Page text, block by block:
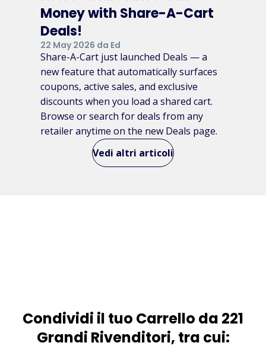
Money with Share-A-Cart
Deals!
22 May 2026 da Ed
Share-A-Cart just launched Deals — a
new feature that automatically surfaces
coupons, active sales, and exclusive
discounts when you load a shared cart.
Browse or search for deals from any
retailer anytime on the new Deals page.
Vedi altri articoli
Condividi il tuo Carrello da 221
Grandi Rivenditori, tra cui: